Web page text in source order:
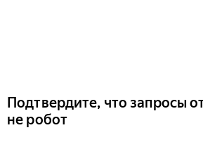
Подтвердите, что запросы
не робот